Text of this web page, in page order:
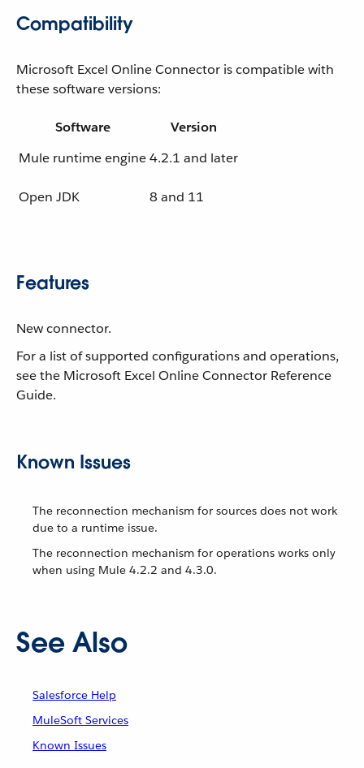
Compatibility
Microsoft Excel Online Connector is compatible with
these software versions:
Software
Version
Mule runtime engine4.2.1 and later
Open JDK 8 and 11
Features
New connector.
For a list of supported configurations and operations,
see the Microsoft Excel Online Connector Reference
Guide.
Known Issues
The reconnection mechanism for sources does not work
due to a runtime issue.
The reconnection mechanism for operations works only
when using Mule 4.2.2 and 4.3.0.
See Also
Salesforce Help
MuleSoft Services
Known Issues